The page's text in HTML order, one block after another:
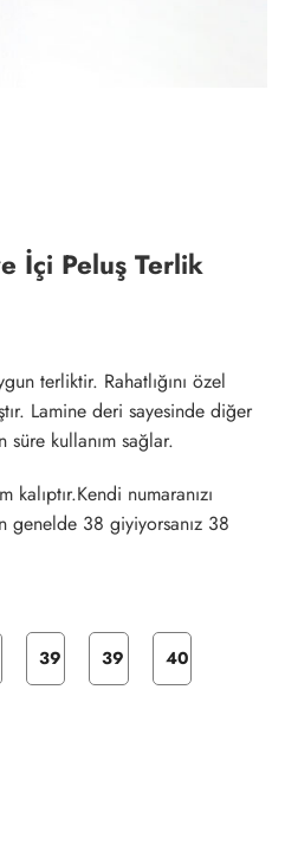
İçi Peluş Terlik
terliktir. Rahatlığını özel
Lamine deri sayesinde diğer
süre kullanım sağlar.
numaranızı
genelde 38 giyiyorsanız 38
39 39 40